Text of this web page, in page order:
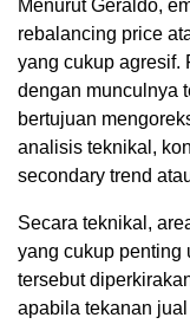
Menurut Geraldo,
rebalancing price
yang cukup agresif.
dengan munculnya
bertujuan
analisis teknikal,
secondary trend
Secara teknikal,
yang cukup penting
tersebut
apabila tekanan